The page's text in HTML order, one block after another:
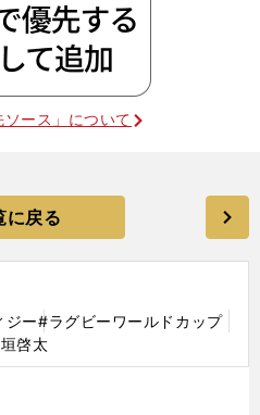
ース」について
に戻る
ジー#ラグビーワールドカップ
啓太